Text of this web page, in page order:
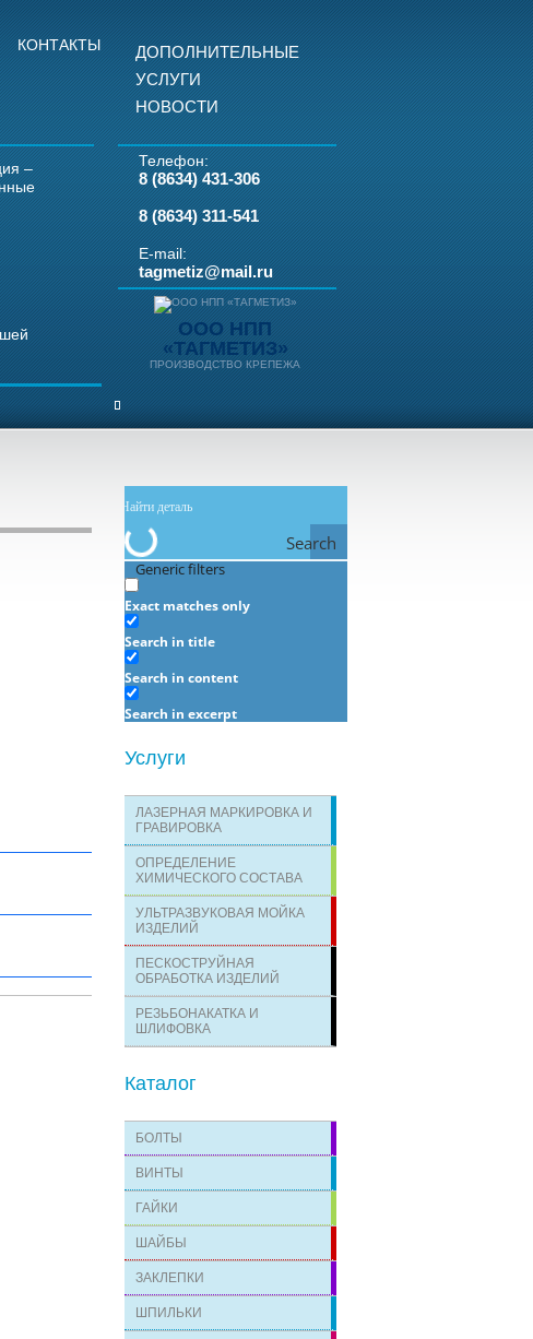
ДОПОЛНИТЕЛЬНЫЕ
УСЛУГИ
НОВОСТИ
Телефон:
8 (8634) 431-306
8 (8634) 311-541
E-mail:
tagmetiz@mail.ru
КОНТАКТЫ
–
ООО НПП
«ТАГМЕТИЗ»
ПРОИЗВОДСТВО КРЕПЕЖА
Search
Generic filters
Exact matches only
Search in title
Search in content
Search in excerpt
Услуги
ЛАЗЕРНАЯ МАРКИРОВКА И
ГРАВИРОВКА
ОПРЕДЕЛЕНИЕ
ХИМИЧЕСКОГО СОСТАВА
УЛЬТРАЗВУКОВАЯ МОЙКА
ИЗДЕЛИЙ
ПЕСКОСТРУЙНАЯ
ОБРАБОТКА ИЗДЕЛИЙ
РЕЗЬБОНАКАТКА И
ШЛИФОВКА
Каталог
БОЛТЫ
ВИНТЫ
ГАЙКИ
ШАЙБЫ
ЗАКЛЕПКИ
ШПИЛЬКИ